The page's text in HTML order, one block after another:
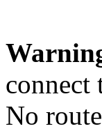
connect
No